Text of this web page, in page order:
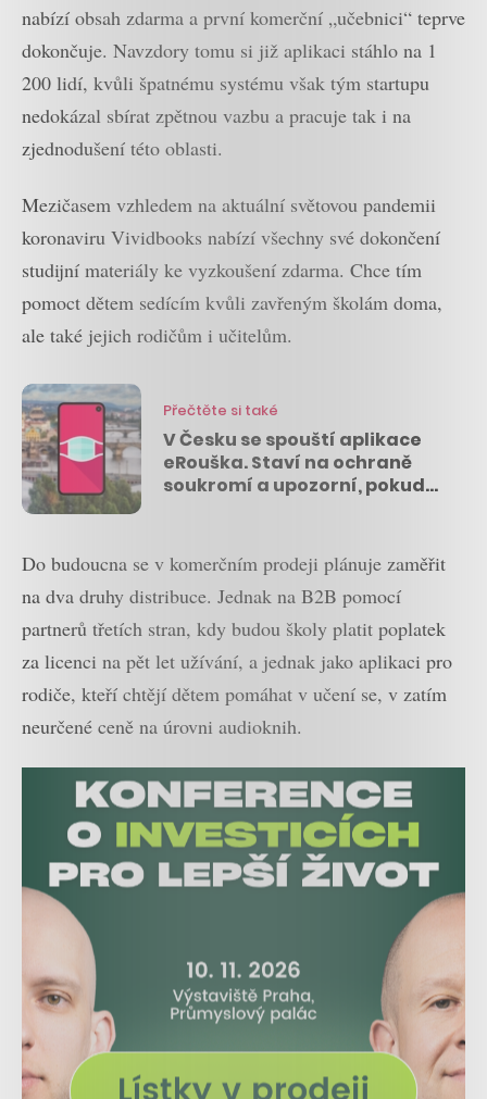
nabízí obsah zdarma a první komerční „učebnici“ teprve
dokončuje. Navzdory tomu si již aplikaci stáhlo na 1
200 lidí, kvůli špatnému systému však tým startupu
nedokázal sbírat zpětnou vazbu a pracuje tak i na
zjednodušení této oblasti.
Mezičasem vzhledem na aktuální světovou pandemii
koronaviru Vividbooks nabízí všechny své dokončení
studijní materiály ke vyzkoušení zdarma. Chce tím
pomoct dětem sedícím kvůli zavřeným školám doma,
ale také jejich rodičům i učitelům.
Přečtěte si také
V Česku se spouští aplikace
eRouška. Staví na ochraně
soukromí a upozorní, pokud
Do budoucna se v komerčním prodeji plánuje zaměřit
na dva druhy distribuce. Jednak na B2B pomocí
partnerů třetích stran, kdy budou školy platit poplatek
za licenci na pět let užívání, a jednak jako aplikaci pro
rodiče, kteří chtějí dětem pomáhat v učení se, v zatím
neurčené ceně na úrovni audioknih.